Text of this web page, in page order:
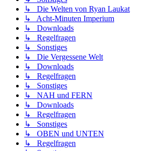
↳ Die Welten von Ryan Laukat
↳ Acht-Minuten Imperium
↳ Downloads
↳ Regelfragen
↳ Sonstiges
↳ Die Vergessene Welt
↳ Downloads
↳ Regelfragen
↳ Sonstiges
↳ NAH und FERN
↳ Downloads
↳ Regelfragen
↳ Sonstiges
↳ OBEN und UNTEN
↳ Regelfragen